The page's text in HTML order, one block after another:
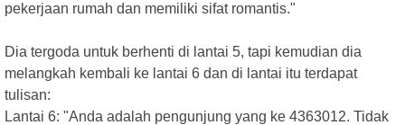
pekerjaan rumah dan memiliki sifat romantis."
Dia tergoda untuk berhenti di lantai 5, tapi kemudian dia
melangkah kembali ke lantai 6 dan di lantai itu terdapat
tulisan:
Lantai 6: "Anda adalah pengunjung yang ke 4363012. Tidak